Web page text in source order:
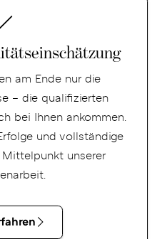
am Ende nur die
– die qualifizierten
bei Ihnen ankommen.
und vollständige
unserer
Erleichterte